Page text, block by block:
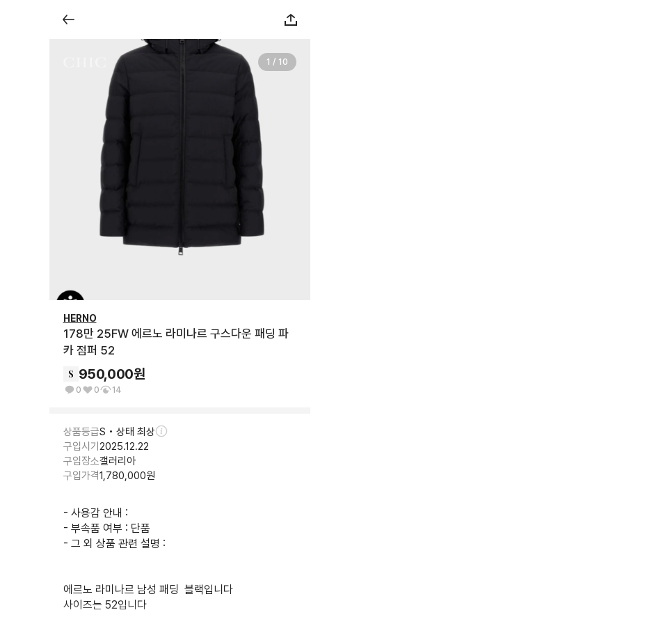
1 / 10
HERNO
178만 25FW 에르노 라미나르 구스다운 패딩 파
카 점퍼 52
950,000원
0 0 14
상품등급S • 상태 최상
구입시기 2025.12.22
구입장소갤러리아
구입가격1,780,000원
- 사용감 안내 :
- 부속품 여부 : 단품
- 그 외 상품 관련 설명 :
에르노 라미나르 남성 패딩  블랙입니다
사이즈는 52입니다